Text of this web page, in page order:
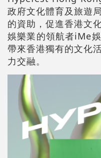
政府文化體育及旅遊
的資助，促進香港文
娛樂業的領航者iMe
帶來香港獨有的文化
力交融。